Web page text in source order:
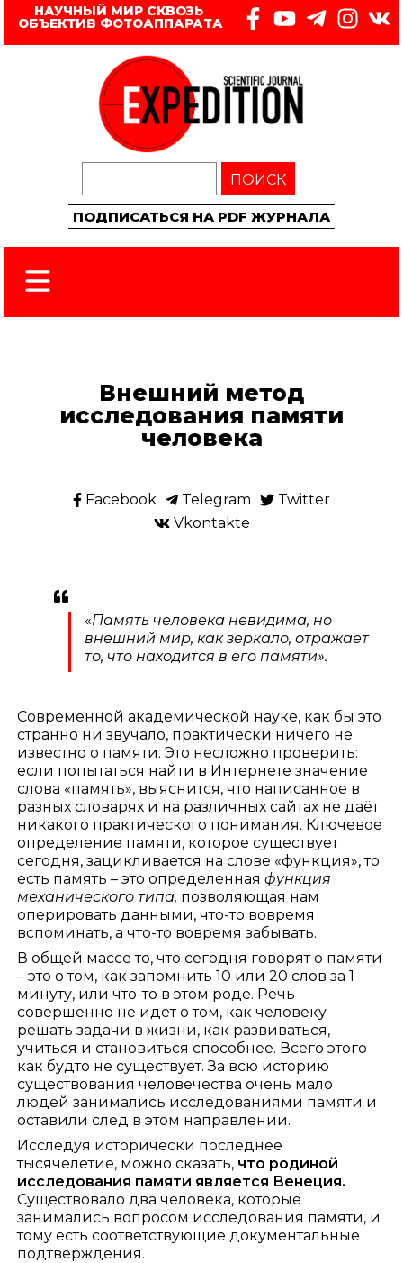
НАУЧНЫЙ МИР СКВОЗЬ
ОБЪЕКТИВ ФОТОАППАРАТА
ПОИСК
ПОДПИСАТЬСЯ НА PDF ЖУРНАЛА
Внешний метод
исследования памяти
человека
Facebook Telegram
Twitter
Vkontakte
«Память человека невидима, но
внешний мир, как зеркало, отражает
то, что находится в его памяти».
Современной академической науке, как бы это
странно ни звучало, практически ничего не
известно о памяти. Это несложно проверить:
если попытаться найти в Интернете значение
слова «память», выяснится, что написанное в
разных словарях и на различных сайтах не даёт
никакого практического понимания. Ключевое
определение памяти, которое существует
сегодня, зацикливается на слове «функция», то
есть память – это определеннаяфункция
механического типа, позволяющая нам
оперировать данными, что-то вовремя
вспоминать, а что-то вовремя забывать.
В общей массе то, что сегодня говорят о памяти
– это о том, как запомнить 10 или 20 слов за 1
минуту, или что-то в этом роде. Речь
совершенно не идет о том, как человеку
решать задачи в жизни, как развиваться,
учиться и становиться способнее. Всего этого
как будто не существует. За всю историю
существования человечества очень мало
людей занимались исследованиями памяти и
оставили след в этом направлении.
Исследуя исторически последнее
тысячелетие, можно сказать, что родиной
исследования памяти является Венеция.
Существовало два человека, которые
занимались вопросом исследования памяти, и
тому есть соответствующие документальные
подтверждения.